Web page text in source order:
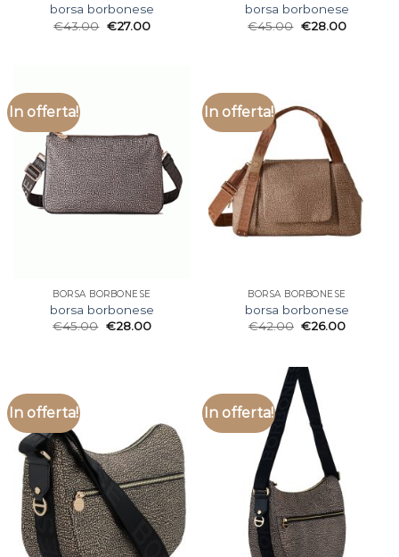
borsa borbonese
€43.00 €27.00
borsa borbonese
€45.00 €28.00
In offerta!
BORSA BORBONESE
borsa borbonese
€45.00 €28.00
In offerta!
BORSA BORBONESE
borsa borbonese
€42.00 €26.00
In offerta! In offerta!